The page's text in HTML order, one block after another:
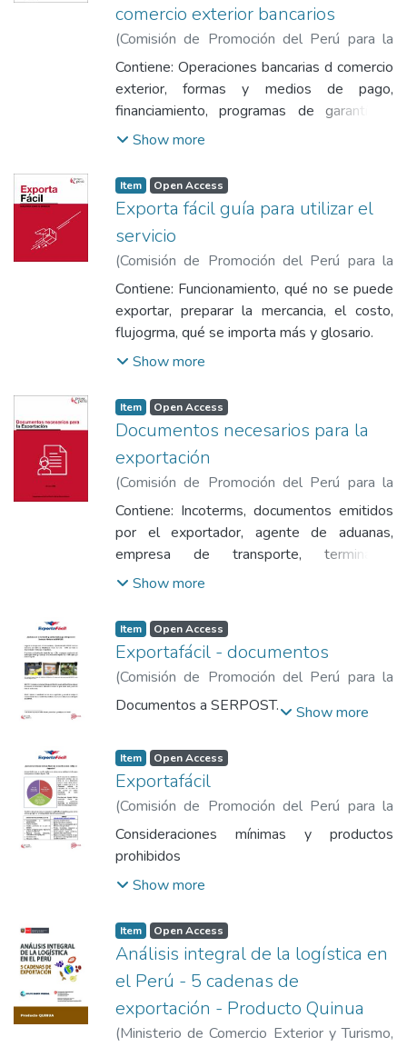
comercio exterior bancarios
(Comisión de Promoción del Perú para la
Exportación y el Turismo,2023) Comisión
de Promoción del Perú para la Exportación
y el Turismo
Contiene: Operaciones bancarias d comercio
exterior, formas y medios de pago,
financiamiento, programas de garantía y
coberturas cambiarias.
Show more
Item Open Access
Exporta fácil guía para utilizar el
servicio
(Comisión de Promoción del Perú para la
Exportación y el Turismo ,2023)Comisión
de Promoción del Perú para la Exportación
y el Turismo
Contiene: Funcionamiento, qué no se puede
exportar, preparar la mercancia, el costo,
flujogrma, qué se importa más y glosario.
Show more
Item Open Access
Documentos necesarios para la
exportación
(Comisión de Promoción del Perú para la
Exportación y el Turismo,2023-10)
Comisión de Promoción del Perú para la
Exportación y el Turismo
Contiene: Incoterms, documentos emitidos
por el exportador, agente de aduanas,
empresa de transporte, terminales,
empresas aseguradoras e instituciones.
Show more
Item Open Access
Exportafácil - documentos
(Comisión de Promoción del Perú para la
Exportación y el Turismo
Comisión de Promoción del Perú para la
Documentos a SERPOST. Show more
Item Open Access
Exportafácil
(Comisión de Promoción del Perú para la
Exportación y el Turismo, 2022-03)
Comisión de Promoción del Perú para la
Consideraciones mínimas y productos
prohibidos
Show more
Item Open Access
Análisis integral de la logística en
el Perú - 5 cadenas de
exportación - Producto Quinua
(Ministerio de Comercio Exterior y Turismo,